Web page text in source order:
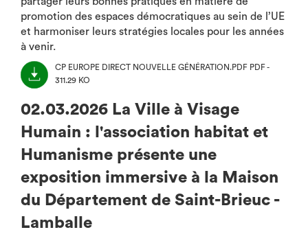
promotion des espaces démocratiques au sein de l’UE
et harmoniser leurs stratégies locales pour les années
à venir.
CP EUROPE DIRECT NOUVELLE GÉNÉRATION.PDF PDF -
311.29 KO
02.03.2026 La Ville à Visage
Humain : l'association habitat et
Humanisme présente une
exposition immersive à la Maison
du Département de Saint-Brieuc -
Lamballe